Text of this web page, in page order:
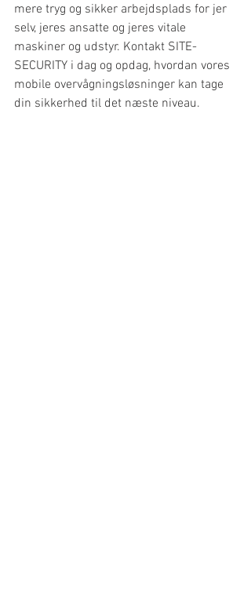
mere tryg og sikker arbejdsplads for jer
selv, jeres ansatte og jeres vitale
maskiner og udstyr. Kontakt SITE-
SECURITY i dag og opdag, hvordan vores
mobile overvågningsløsninger kan tage
din sikkerhed til det næste niveau.